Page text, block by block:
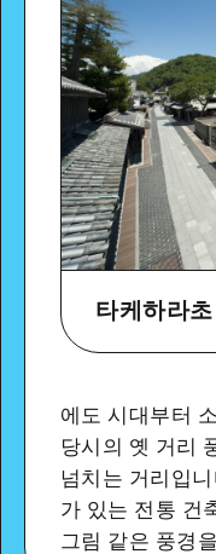
타케하라
에도 시대부터
당시의 옛 거리
넘치는 거리입
가 있는 전통 건
그림 같은 풍경